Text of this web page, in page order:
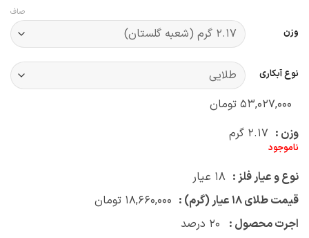
وزن
نوع آبکاری
صاف
۵۳,۰۲۷,۰۰۰ تومان
وزن : ۲.۱۷ گرم
ناموجود
نوع و عیار فلز : ۱۸ عیار
قیمت طلای ۱۸ عیار (گرم) :
۱۸,۶۶۰,۰۰۰ تومان
اجرت محصول :
۲۰ درصد